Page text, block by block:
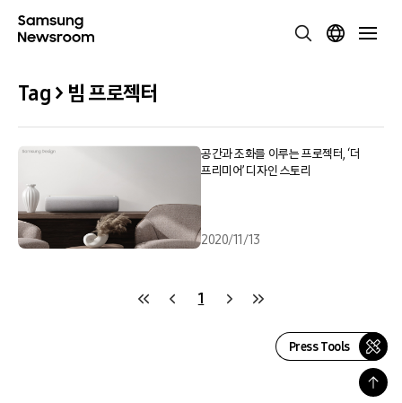
Tag > 빔 프로젝터
공간과 조화를 이루는 프로젝터, ‘더
프리미어’ 디자인 스토리
2020/11/13
1
Press Tools